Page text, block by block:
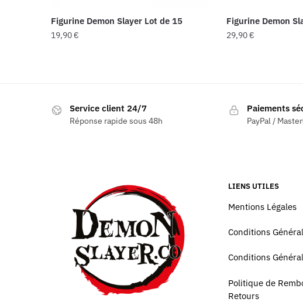
Figurine Demon Slayer Lot de 15
19,90€
Figurine Demon
29,90€
Service client 24/7
Réponse rapide sous 48h
Paiements
PayPal /
LIENS UTILES
Mentions Légales
Conditions
Conditions
Politique de
Retours